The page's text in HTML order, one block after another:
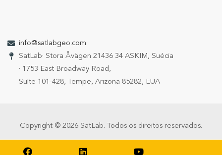
SatLab· Stora Åvägen 21 436 34 ASKIM, Suécia
· 1753 East Broadway Road,
Suíte 101-428, Tempe, Arizona 85282, EUA
info@satlabgeo.com
Copyright © 2026 SatLab. Todos os direitos reservados.